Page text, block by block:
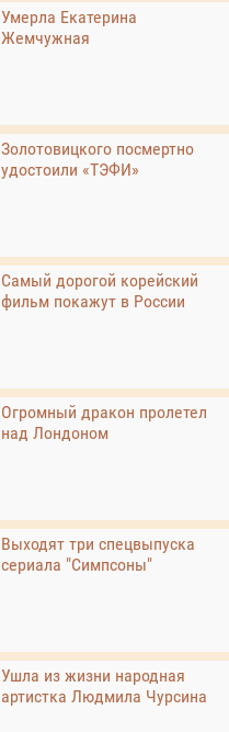
Умерла Екатерина
Жемчужная
Золотовицкого посмертно
удостоили «ТЭФИ»
Самый дорогой корейский
фильм покажут в России
Огромный дракон пролетел
над Лондоном
Выходят три спецвыпуска
сериала "Симпсоны"
Ушла из жизни народная
артистка Людмила Чурсина